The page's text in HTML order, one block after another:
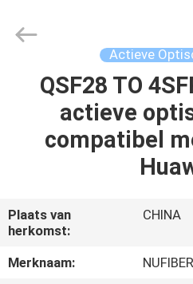
HUIS
PRODUCTEN
ONS
FABRIEKSREIS
Technology
Co.,Ltd.
Actieve
QSF28 TO
actieve
compatibel
Plaats van
herkomst:
CHINA
Merknaam:
NUFIBER